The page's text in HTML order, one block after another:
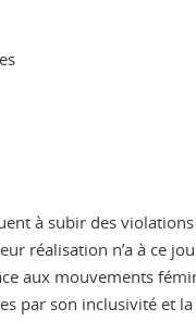
à subir des
réalisation n’a à ce
aux mouvements
par son inclusivité et la